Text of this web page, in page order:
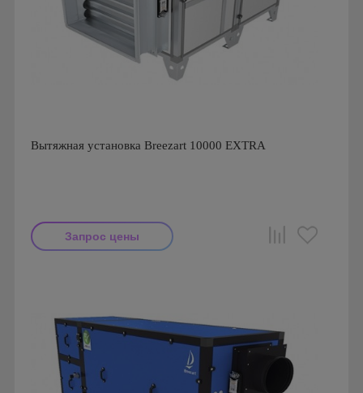
Вытяжная установка Breezart 10000 EXTRA
Запрос цены